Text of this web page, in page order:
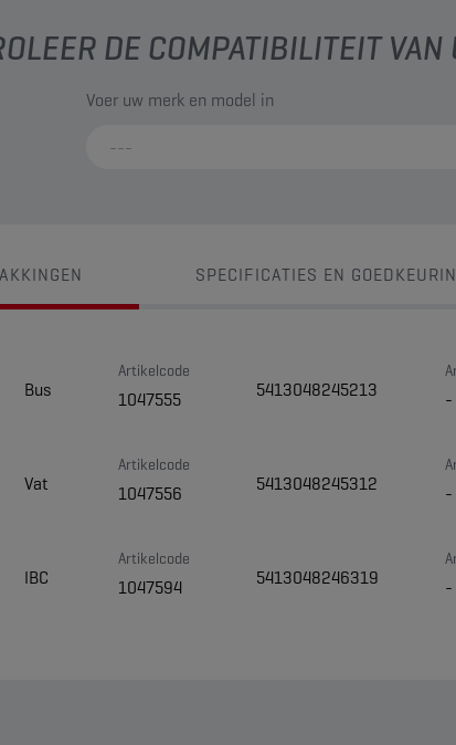
DE COMPATIBILITEIT
Voer uw merk en model in
SPECIFICATIES EN
Bus
Artikelcode
1047555 5413048245213 -
Vat
Artikelcode
1047556 5413048245312 -
IBC
Artikelcode
1047594 5413048246319 -